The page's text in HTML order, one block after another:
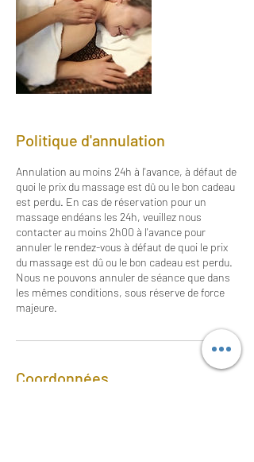
Politique d'annulation
Annulation au moins 24h à l'avance, à défaut de
quoi le prix du massage est dû ou le bon cadeau
est perdu. En cas de réservation pour un
massage endéans les 24h, veuillez nous
contacter au moins 2h00 à l'avance pour
annuler le rendez-vous à défaut de quoi le prix
du massage est dû ou le bon cadeau est perdu.
Nous ne pouvons annuler de séance que dans
les mêmes conditions, sous réserve de force
majeure.
Coordonnées